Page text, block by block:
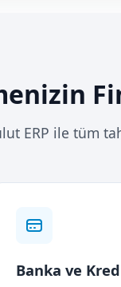
ERP ile tüm
Banka ve